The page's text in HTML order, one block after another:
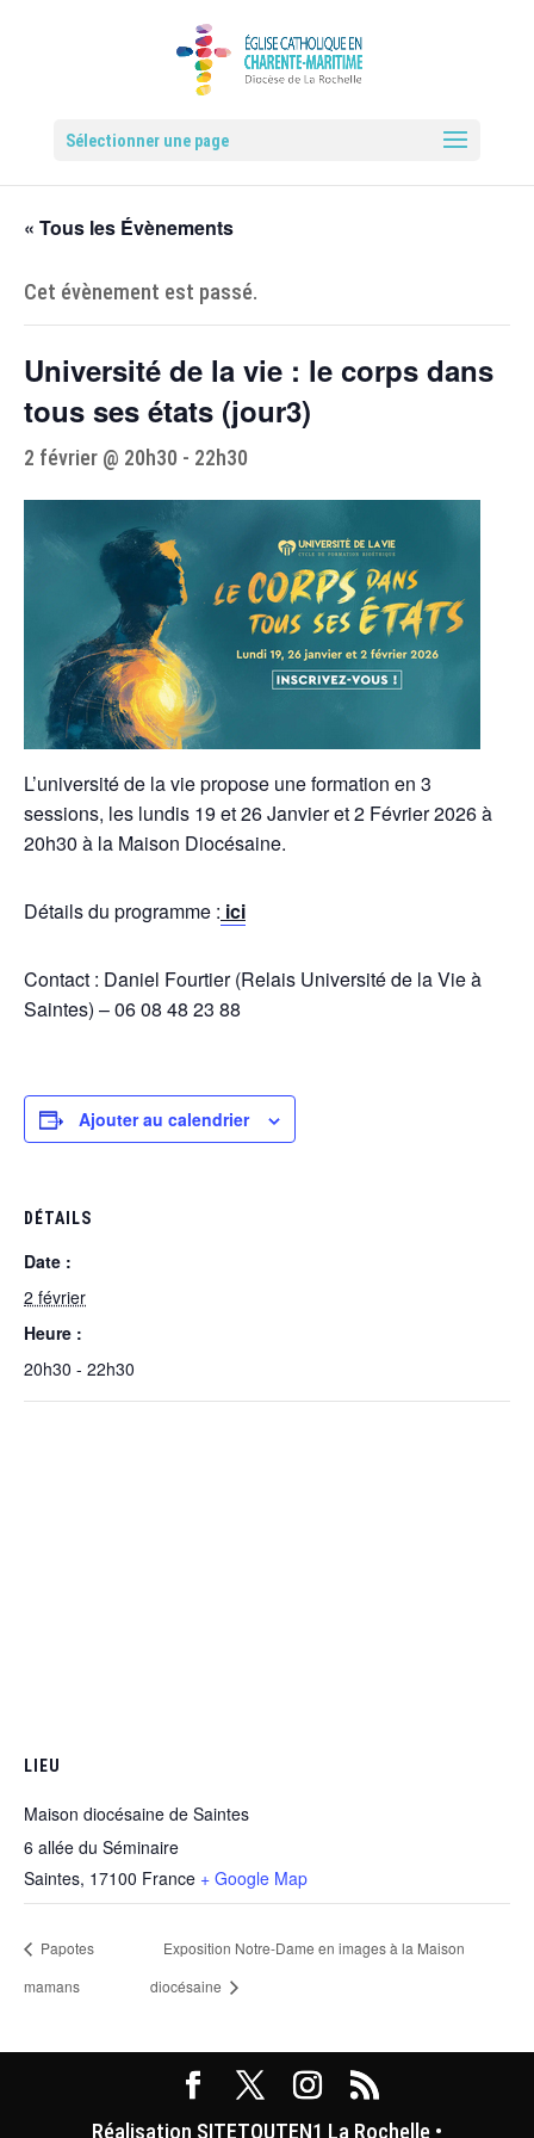
Sélectionner une page
« Tous les Évènements
Cet évènement est passé.
Université de la vie : le corps dans
tous ses états (jour3)
2 février @ 20h30 - 22h30
L’université de la vie propose une formation en 3
sessions, les lundis 19 et 26 Janvier et 2 Février 2026 à
20h30 à la Maison Diocésaine.
Détails du programme : ici
Contact : Daniel Fourtier (Relais Université de la Vie à
Saintes) – 06 08 48 23 88
Ajouter au calendrier
DÉTAILS
Date :
2 février
Heure :
20h30 - 22h30
LIEU
Maison diocésaine de Saintes
6 allée du Séminaire
Saintes, 17100 France + Google Map
Papotes
mamans
Exposition Notre-Dame en images à la Maison
diocésaine
Réalisation SITETOUTEN1 La Rochelle •